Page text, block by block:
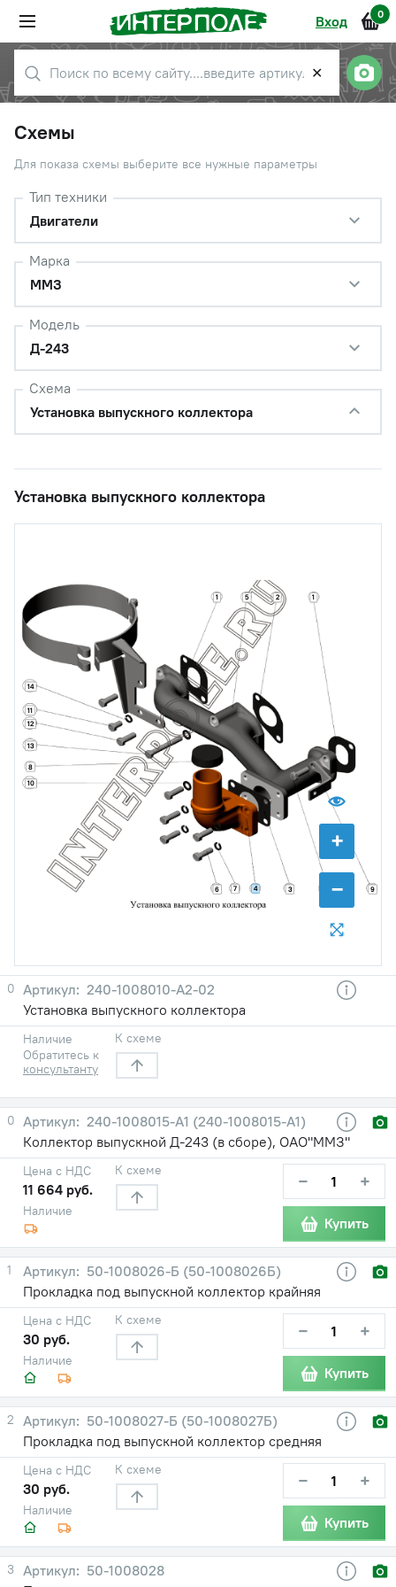
Вход 0
✕
Схемы
Для показа схемы выберите все нужные параметры
Тип техники
Двигатели
Марка
ММЗ
Модель
Д-243
Схема
Установка выпускного коллектора
Установка выпускного коллектора
+
−
1 1
2
3
4
5
6 7
8
9
10
11
12
13
14
0
240-1008010-A2-02
Установка выпускного коллектора
Наличие
Обратитесь к
консультанту
К схеме
0
240-1008015-A1 (240-1008015-А1)
Коллектор выпускной Д-243 (в сборе), ОАО"ММЗ"
Наличие
Цена с НДС
11 664 руб.
К схеме − +
Купить
1
50-1008026-Б (50-1008026Б)
Прокладка под выпускной коллектор крайняя
Наличие
Цена с НДС
30 руб.
К схеме − +
Купить
2
50-1008027-Б (50-1008027Б)
Прокладка под выпускной коллектор средняя
Наличие
Цена с НДС
30 руб.
К схеме − +
Купить
3
50-1008028